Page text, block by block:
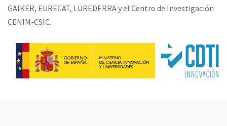
GAIKER, EURECAT, LUREDERRA y el Centro de Investigación
CENIM-CSIC.